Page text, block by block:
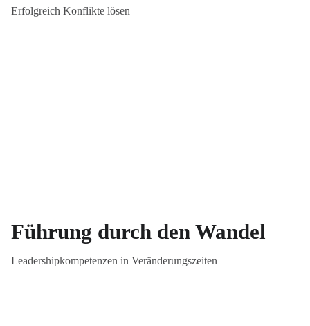
Erfolgreich Konflikte lösen
Führung durch den Wandel
Leadershipkompetenzen in Veränderungszeiten